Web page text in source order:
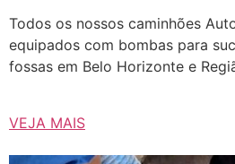
Todos os nossos caminhões
equipados com bombas para
fossas em Belo Horizonte e
VEJA MAIS